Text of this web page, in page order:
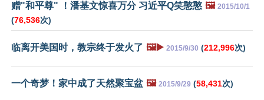
赠"和平尊" ！潘基文惊喜万分 习近平Q笑憨憨 🖼️ 2015/10/1
(76,536次)
临离开美国时，教宗终于发火了 🖼️▶️ 2015/9/30 (212,996次)
一个奇梦！家中成了天然聚宝盆 🖼️ 2015/9/29 (58,431次)